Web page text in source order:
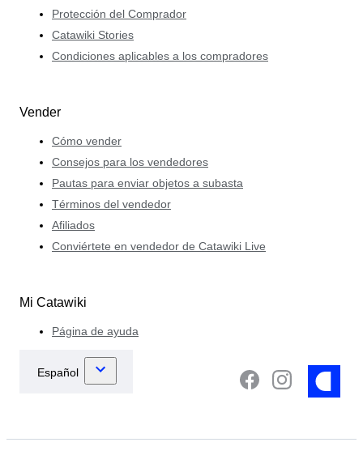
Protección del Comprador
Catawiki Stories
Condiciones aplicables a los compradores
Vender
Cómo vender
Consejos para los vendedores
Pautas para enviar objetos a subasta
Términos del vendedor
Afiliados
Conviértete en vendedor de Catawiki Live
Mi Catawiki
Página de ayuda